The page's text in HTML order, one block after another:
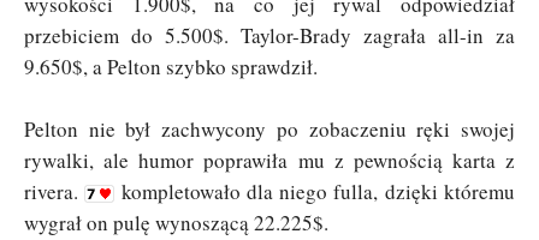
przebiciem do 5.500$. Taylor-Brady zagrała all-in za
9.650$, a Pelton szybko sprawdził.
Pelton nie był zachwycony po zobaczeniu ręki swojej
rywalki, ale humor poprawiła mu z pewnością karta z
rivera.
kompletowało dla niego fulla, dzięki któremu
wygrał on pulę wynoszącą 22.225$.